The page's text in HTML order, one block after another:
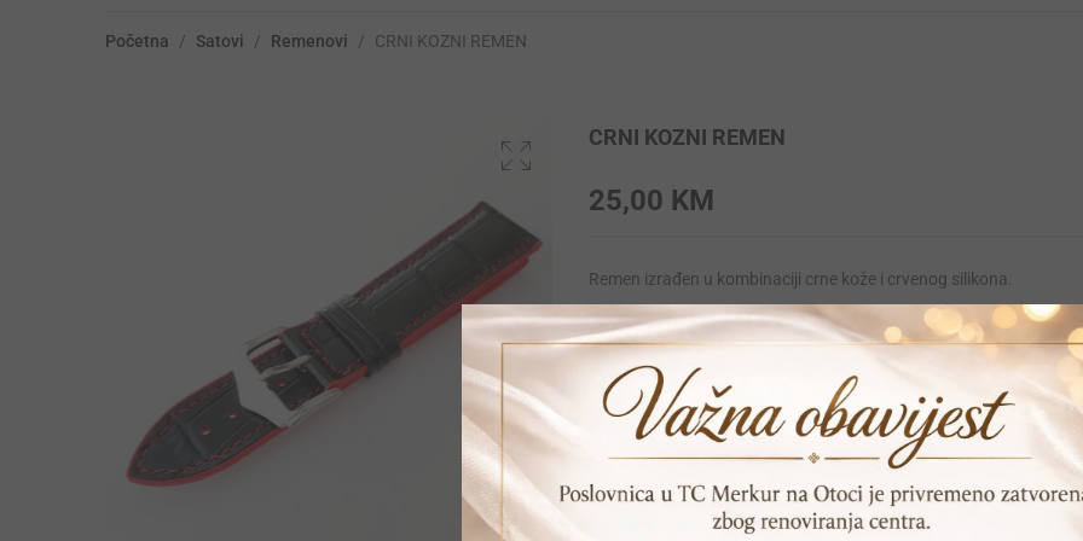
Početna / Satovi / Remenovi / CRNI KOZNI REMEN
CRNI KOZNI REMEN
25,00 KM
Remen izrađen u kombinaciji crne kože i crvenog silikona.
Ovog proizvoda trenutno nema na skladištu te je nedostupan
Pošalji prijatelju